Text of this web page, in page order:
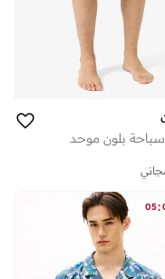
بلون موحد
05: